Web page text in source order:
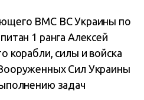
ВМС ВС Украины по
1 ранга Алексей
корабли, силы и войска
Сил Украины
задач